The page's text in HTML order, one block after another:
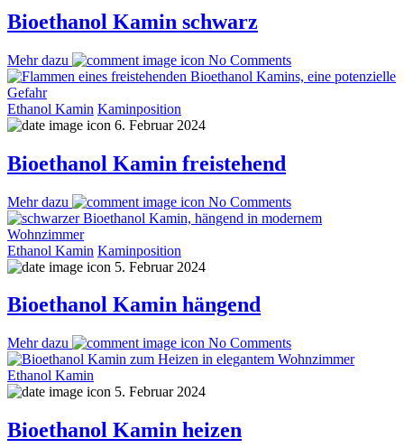
Bioethanol Kamin schwarz
Mehr dazu No Comments
Ethanol Kamin Kaminposition
6. Februar 2024
Bioethanol Kamin freistehend
Mehr dazu No Comments
Ethanol Kamin Kaminposition
5. Februar 2024
Bioethanol Kamin hängend
Mehr dazu No Comments
Ethanol Kamin
5. Februar 2024
Bioethanol Kamin heizen